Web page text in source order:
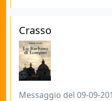
Crasso
Messaggio del 09-09-